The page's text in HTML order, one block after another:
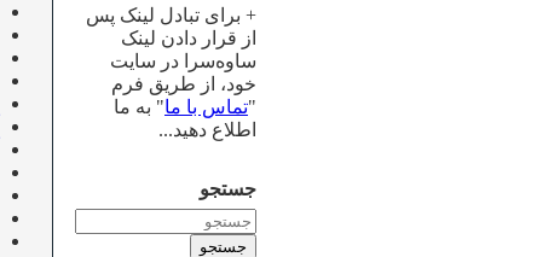
+ برای تبادل لینک پس
از قرار دادن لینک
ساوه‌سرا در سایت
خود، از طریق فرم
"تماس با ما" به ما
اطلاع دهید...
جستجو
جستجو